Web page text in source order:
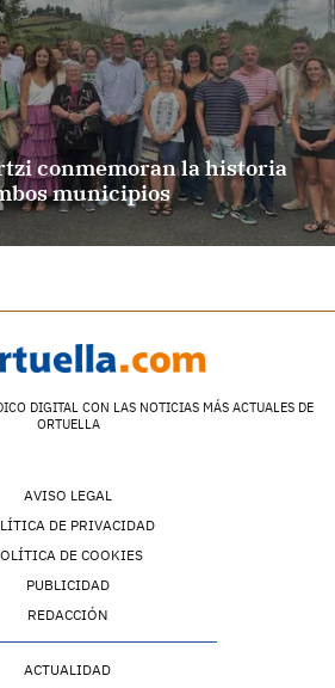
conmemoran la historia
municipios
DIGITAL CON LAS NOTICIAS MÁS ACTUALES DE
ORTUELLA
AVISO LEGAL
DE PRIVACIDAD
DE COOKIES
PUBLICIDAD
REDACCIÓN
ACTUALIDAD